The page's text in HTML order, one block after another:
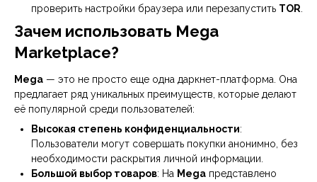
проверить настройки браузера или перезапустить TOR
Зачем использовать Mega
Marketplace?
Mega — это не просто еще одна даркнет-платформа. Она
предлагает ряд уникальных преимуществ, которые делают
её популярной среди пользователей:
Высокая степень конфиденциальности:
Пользователи могут совершать покупки анонимно, без
необходимости раскрытия личной информации.
Большой выбор товаров: На Mega представлено